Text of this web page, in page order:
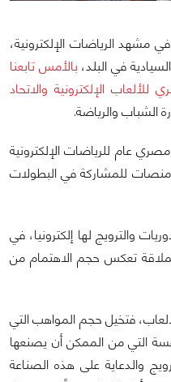
مشهد الرياضات الإلكترونية،
في البلد، بالأمس تابعنا
للألعاب الإلكترونية والاتحاد
الشباب والرياضة.
عام للرياضات الإلكترونية
منصات للمشاركة في البطولات
والترويج لها إلكترونيا، في
تعكس حجم الاهتمام من
فتخيل حجم المواهب التي
التي من الممكن أن يصنعها
والدعاية على هذه الصناعة